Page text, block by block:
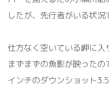
したが、先行者がいる状況
仕方なく空いている岬に
まずまずの魚影が映った
インチのダウンショット